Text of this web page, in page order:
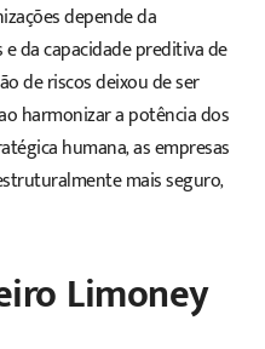
depende da
da capacidade preditiva de
de riscos deixou de ser
harmonizar a potência dos
humana, as empresas
mais seguro,
Limoney